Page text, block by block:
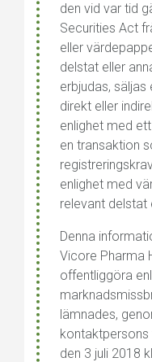
den vid var tid
Securities Act
eller
delstat eller
erbjudas,
direkt eller
enlighet med
en transaktion
enlighet med
relevant delstat
Denna
Vicore Pharma
offentliggöra
lämnades,
den 3 juli 2018